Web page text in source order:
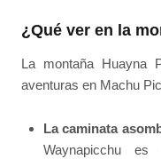
¿Qué ver en la
La montaña Huayna
aventuras en Machu
La caminata
Waynapicchu